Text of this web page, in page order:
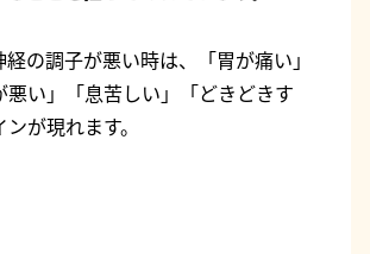
の調子が悪い時は、「胃が痛い」
悪い」「息苦しい」「どきどきす
が現れます。